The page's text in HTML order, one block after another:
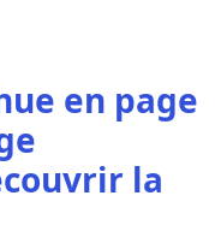
en page
la